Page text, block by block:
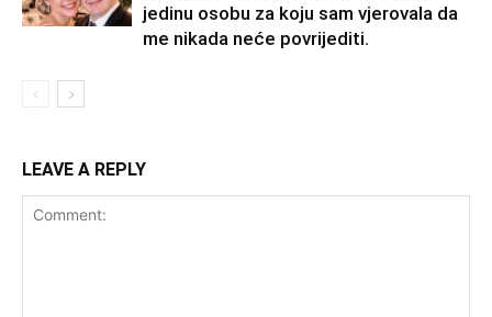
jedinu osobu za koju sam vjerovala da
me nikada neće povrijediti.
LEAVE A REPLY